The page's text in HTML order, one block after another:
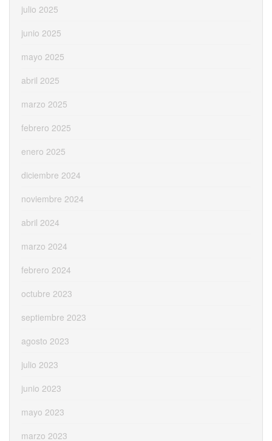
julio 2025
junio 2025
mayo 2025
abril 2025
marzo 2025
febrero 2025
enero 2025
diciembre 2024
noviembre 2024
abril 2024
marzo 2024
febrero 2024
octubre 2023
septiembre 2023
agosto 2023
julio 2023
junio 2023
mayo 2023
marzo 2023